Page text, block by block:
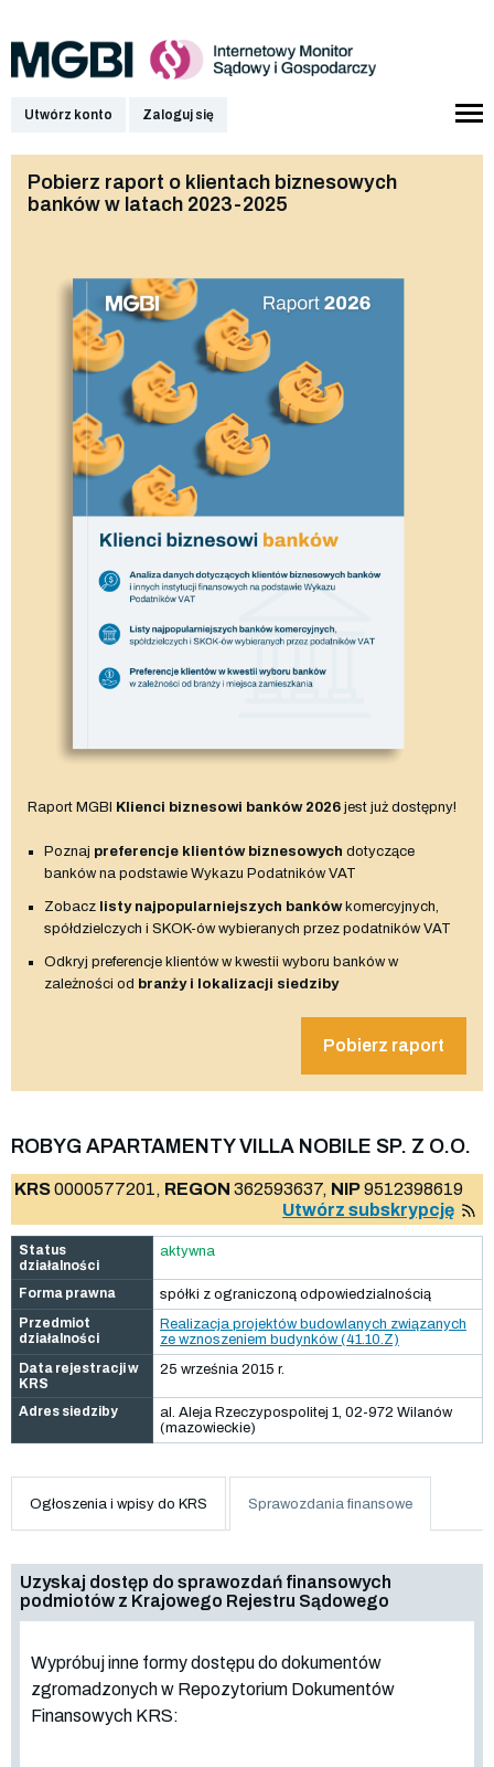
Utwórz konto Zaloguj się
Pobierz raport o klientach biznesowych
banków w latach 2023-2025
Raport MGBI Klienci biznesowi banków 2026 jest już dostępny!
Poznaj preferencje klientów biznesowych dotyczące
banków na podstawie Wykazu Podatników VAT
Zobacz listy najpopularniejszych bankówkomercyjnych,
spółdzielczych i SKOK-ów wybieranych przez podatników VAT
Odkryj preferencje klientów w kwestii wyboru banków w
zależności od branży i lokalizacji siedziby
Pobierz raport
ROBYG APARTAMENTY VILLA NOBILE SP. Z O.O.
KRS0000577201, REGON 362593637, NIP9512398619
Utwórz subskrypcję
Status
działalności
aktywna
Forma prawna
spółki z ograniczoną odpowiedzialnością
Przedmiot
działalności
Realizacja projektów budowlanych związanych
ze wznoszeniem budynków (41.10.Z)
Data rejestracji w
KRS
25 września 2015 r.
Adres siedziby
al. Aleja Rzeczypospolitej 1, 02-972 Wilanów
(mazowieckie)
Ogłoszenia i wpisy do KRS Sprawozdania finansowe
Uzyskaj dostęp do sprawozdań finansowych
podmiotów z Krajowego Rejestru Sądowego
Wypróbuj inne formy dostępu do dokumentów
zgromadzonych w Repozytorium Dokumentów
Finansowych KRS: